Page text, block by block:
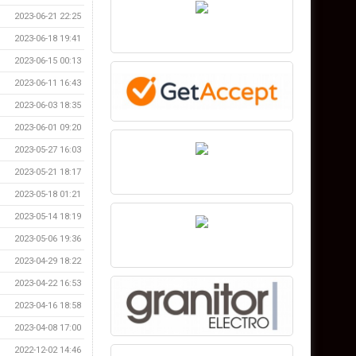
2023-06-21 22:25
2023-06-18 19:41
2023-06-15 00:13
2023-06-11 16:43
2023-06-03 18:35
2023-06-01 09:20
2023-05-27 16:03
2023-05-21 18:17
2023-05-18 01:21
2023-05-14 18:19
2023-05-06 19:36
2023-04-29 18:22
2023-04-22 16:53
2023-04-16 18:58
2023-04-08 17:00
2022-12-02 14:46